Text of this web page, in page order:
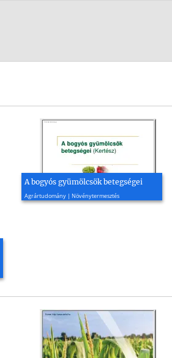
A bogyós gyümölcsök betegségei
Agrártudomány | Növénytermesztés
2014, 29 oldal